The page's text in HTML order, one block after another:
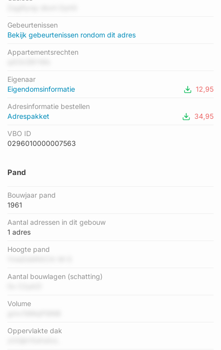
Het pand waarin dit adres ligt heeft als status: 'pand in
gebruik'.
Gebeurtenissen
Bekijk gebeurtenissen rondom dit adres
Appartementsrechten
Eigenaar
Eigendomsinformatie
12,95
Adresinformatie bestellen
Adrespakket
34,95
VBO ID
0296010000007563
Pand
Bouwjaar pand
1961
Aantal adressen in dit gebouw
1 adres
Hoogte pand
Aantal bouwlagen (schatting)
Volume
Oppervlakte dak